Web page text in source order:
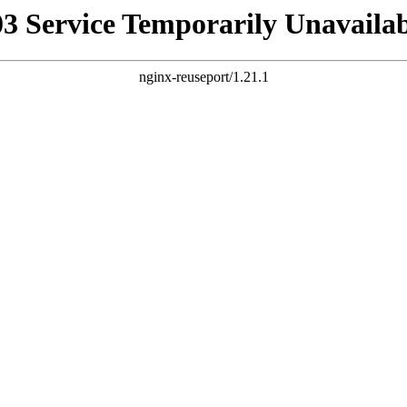
Service Temporarily
nginx-reuseport/1.21.1